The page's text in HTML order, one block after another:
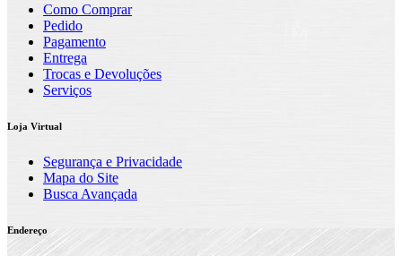
Como Comprar
Pedido
Pagamento
Entrega
Trocas e Devoluções
Serviços
Loja Virtual
Segurança e Privacidade
Mapa do Site
Busca Avançada
Endereço